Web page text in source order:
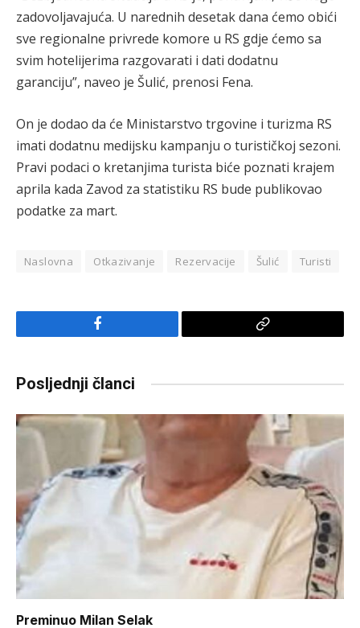
zadovoljavajuća. U narednih desetak dana ćemo obići
sve regionalne privrede komore u RS gdje ćemo sa
svim hotelijerima razgovarati i dati dodatnu
garanciju”, naveo je Šulić, prenosi Fena.
On je dodao da će Ministarstvo trgovine i turizma RS
imati dodatnu medijsku kampanju o turističkoj sezoni.
Pravi podaci o kretanjima turista biće poznati krajem
aprila kada Zavod za statistiku RS bude publikovao
podatke za mart.
Naslovna Otkazivanje Rezervacije Šulić Turisti
Facebook
Copy
Posljednji članci
Preminuo Milan Selak